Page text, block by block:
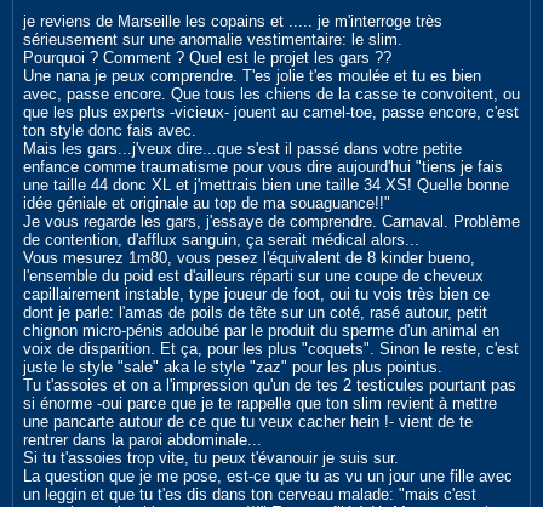
je reviens de Marseille les copains et ..... je m'interroge très
sérieusement sur une anomalie vestimentaire: le slim.
Pourquoi ? Comment ? Quel est le projet les gars ??
Une nana je peux comprendre. T'es jolie t'es moulée et tu es bien
avec, passe encore. Que tous les chiens de la casse te convoitent, ou
que les plus experts -vicieux- jouent au camel-toe, passe encore, c'est
ton style donc fais avec.
Mais les gars...j'veux dire...que s'est il passé dans votre petite
enfance comme traumatisme pour vous dire aujourd'hui "tiens je fais
une taille 44 donc XL et j'mettrais bien une taille 34 XS! Quelle bonne
idée géniale et originale au top de ma souaguance!!"
Je vous regarde les gars, j'essaye de comprendre. Carnaval. Problème
de contention, d'afflux sanguin, ça serait médical alors...
Vous mesurez 1m80, vous pesez l'équivalent de 8 kinder bueno,
l'ensemble du poid est d'ailleurs réparti sur une coupe de cheveux
capillairement instable, type joueur de foot, oui tu vois très bien ce
dont je parle: l'amas de poils de tête sur un coté, rasé autour, petit
chignon micro-pénis adoubé par le produit du sperme d'un animal en
voix de disparition. Et ça, pour les plus "coquets". Sinon le reste, c'est
juste le style "sale" aka le style "zaz" pour les plus pointus.
Tu t'assoies et on a l'impression qu'un de tes 2 testicules pourtant pas
si énorme -oui parce que je te rappelle que ton slim revient à mettre
une pancarte autour de ce que tu veux cacher hein !- vient de te
rentrer dans la paroi abdominale...
Si tu t'assoies trop vite, tu peux t'évanouir je suis sur.
La question que je me pose, est-ce que tu as vu un jour une fille avec
un leggin et que tu t'es dis dans ton cerveau malade: "mais c'est